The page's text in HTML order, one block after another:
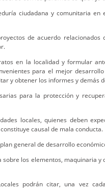
ciudadana y comunitaria
de acuerdo
en la localidad y formular
para el mejor
y obtener los informes y demás
para la protección y
locales, quienes deben
causal de mala conducta.
general de desarrollo
sobre los elementos, maquinaria
podrán citar, una vez